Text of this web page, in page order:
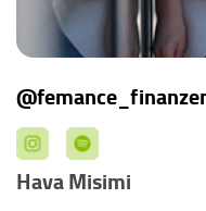
Hava Misimi